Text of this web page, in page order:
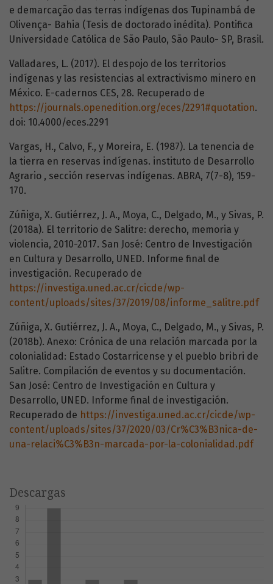
e demarcação das terras indígenas dos Tupinambá de
Olivença- Bahia (Tesis de doctorado inédita). Pontifica
Universidade Católica de São Paulo, São Paulo- SP, Brasil.
Valladares, L. (2017). El despojo de los territorios
indígenas y las resistencias al extractivismo minero en
México. E-cadernos CES, 28. Recuperado de
https://journals.openedition.org/eces/2291#quotation.
doi: 10.4000/eces.2291
Vargas, H., Calvo, F., y Moreira, E. (1987). La tenencia de
la tierra en reservas indígenas. instituto de Desarrollo
Agrario , sección reservas indígenas. ABRA, 7(7-8), 159-
170.
Zúñiga, X. Gutiérrez, J. A., Moya, C., Delgado, M., y Sivas, P.
(2018a). El territorio de Salitre: derecho, memoria y
violencia, 2010-2017. San José: Centro de Investigación
en Cultura y Desarrollo, UNED. Informe final de
investigación. Recuperado de
https://investiga.uned.ac.cr/cicde/wp-
content/uploads/sites/37/2019/08/informe_salitre.pdf
Zúñiga, X. Gutiérrez, J. A., Moya, C., Delgado, M., y Sivas, P.
(2018b). Anexo: Crónica de una relación marcada por la
colonialidad: Estado Costarricense y el pueblo bribri de
Salitre. Compilación de eventos y su documentación.
San José: Centro de Investigación en Cultura y
Desarrollo, UNED. Informe final de investigación.
Recuperado de https://investiga.uned.ac.cr/cicde/wp-
content/uploads/sites/37/2020/03/Cr%C3%B3nica-de-
una-relaci%C3%B3n-marcada-por-la-colonialidad.pdf
Descargas